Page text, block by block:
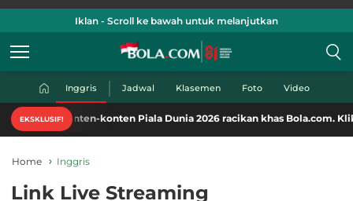
Iklan - Scroll ke bawah untuk melanjutkan
Inggris Jadwal Klasemen Foto Video
EKSKLUSIF!
konten Piala Dunia 2026 racikan khas Bola.com. Klik di sini!
Home Inggris
Link Live Streaming